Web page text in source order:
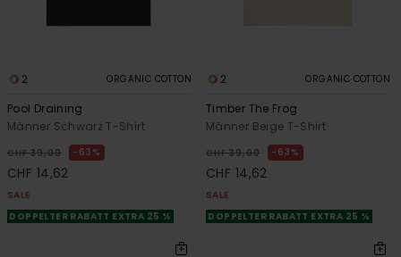
2 ORGANIC COTTON
Pool Draining
Männer Schwarz T-Shirt
CHF 39,00 63%
CHF 14,62
SALE
DOPPELTER RABATT EXTRA 25 %
2 ORGANIC COTTON
Timber The Frog
Männer Beige T-Shirt
CHF 39,00 63%
CHF 14,62
SALE
DOPPELTER RABATT EXTRA 25 %